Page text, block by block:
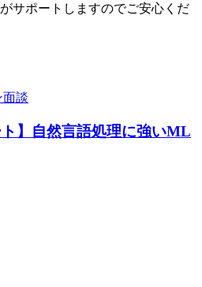
サポートしますのでご安心くだ
面談
ト】自然言語処理に強いML